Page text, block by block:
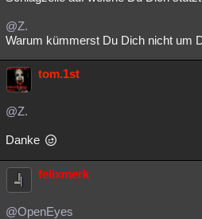
@Z.
Warum kümmerst Du Dich nicht um
tom.1st
@Z.
Danke
felixmerk
@OpenEyes